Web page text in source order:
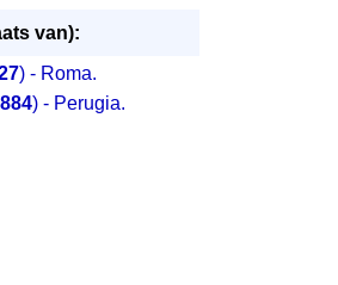
van):
) - Roma.
) - Perugia.